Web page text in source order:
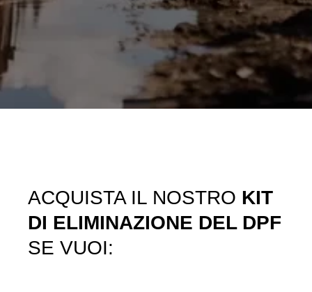
ACQUISTA IL NOSTRO KIT
DI ELIMINAZIONE DEL DPF
SE VUOI: